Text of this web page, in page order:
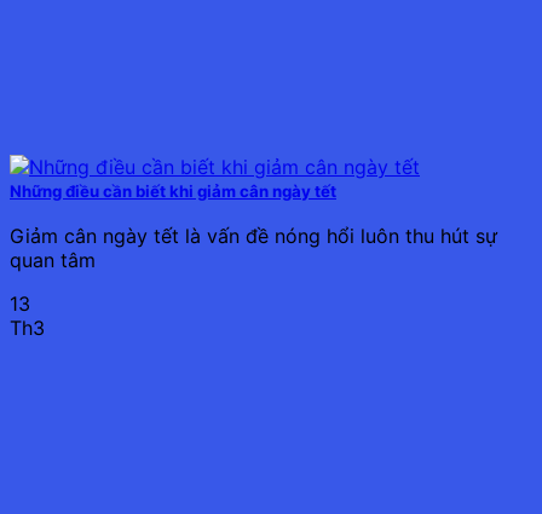
Những điều cần biết khi giảm cân ngày tết
Giảm cân ngày tết là vấn đề nóng hổi luôn thu hút sự
quan tâm
13
Th3